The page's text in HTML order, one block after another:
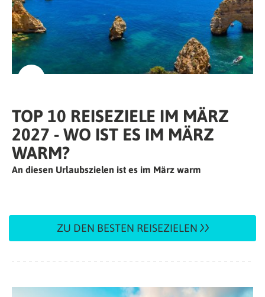
TOP 10 REISEZIELE IM MÄRZ
2027 - WO IST ES IM MÄRZ
WARM?
An diesen Urlaubszielen ist es im März warm
ZU DEN BESTEN REISEZIELEN